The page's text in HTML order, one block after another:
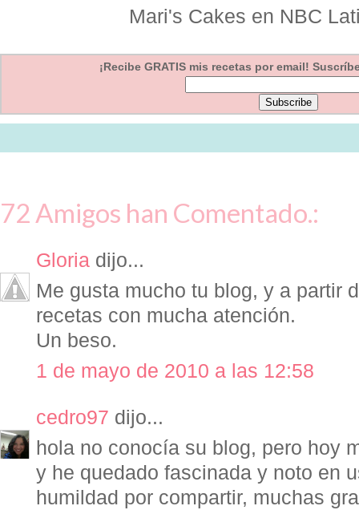
Mari's Cakes en NBC
¡Recibe GRATIS mis recetas por email!
72 Amigos han Comentado.:
Gloria dijo...
Me gusta mucho tu blog, y a partir
recetas con mucha atención.
Un beso.
1 de mayo de 2010 a las 12:58
cedro97 dijo...
hola no conocía su blog, pero hoy
y he quedado fascinada y noto en
humildad por compartir, muchas